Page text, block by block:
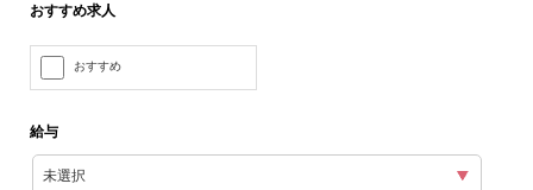
おすすめ求人
おすすめ
給与